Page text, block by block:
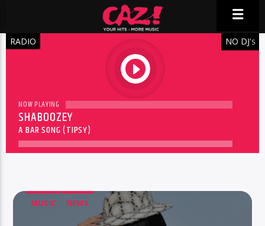
RADIO
play
NO DJ'S
NOW PLAYING
SHABOOZEY
A BAR SONG (TIPSY)
MUSIC NEWS